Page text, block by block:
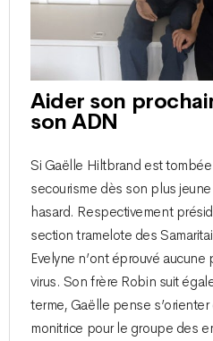
Aider son
son ADN
Si Gaëlle Hiltbrand est
secourisme dès son plus
hasard. Respectivement
section tramelote des
Evelyne n’ont éprouvé
virus. Son frère Robin suit
terme, Gaëlle pense
monitrice pour le groupe des